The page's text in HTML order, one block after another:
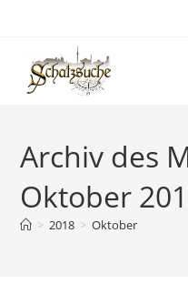
Archiv des
Oktober
> 2018 > Oktober